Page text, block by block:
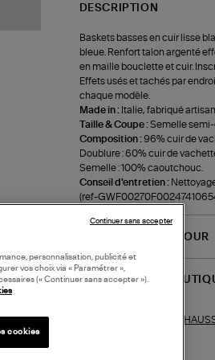
DESCRIPTION
Baskets basses en cuir lisse
bleue. Renfort talon argenté
en maille bouclette et cuir.
Effets usés et tachés par
chaque modèle.
Made in : Italie, fabriqué
Taille & Coupe :Semelle semi-
Composition : 96% cuir de
Doublure : 60% cuir de
Semelle : 100% caoutchouc.
Conseil d'entretien :
(ref-
LIVRAISON ET RETOUR
DISPONIBILITÉ
personnalisation, publicité et
vos choix via « Paramétrer »,
(« Continuer sans accepter »).
cookies
Continuer sans accepter